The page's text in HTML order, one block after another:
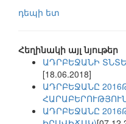
դեպի ետ
Հեղինակի այլ նյութեր
ԱԴՐԲԵՋԱՆԻ
[18.06.2018]
ԱԴՐԲԵՋԱՆԸ
ԱԴՐԲԵՋԱՆԸ